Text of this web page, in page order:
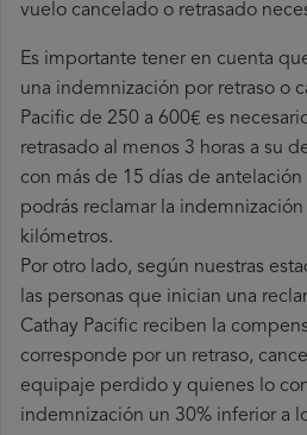
vuelo cancelado o retrasado
Es importante tener en cuenta
una indemnización por retraso o
Pacific de 250 a 600€ es
retrasado al menos 3 horas a su
con más de 15 días de
podrás reclamar la
kilómetros.
Por otro lado, según nuestras
las personas que inician una
Cathay Pacific reciben la
corresponde por un retraso,
equipaje perdido y quienes lo
indemnización un 30% inferior a